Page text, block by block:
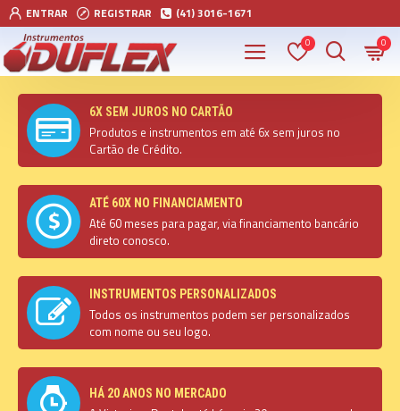
ENTRAR REGISTRAR (41) 3016-1671
0 0
6X SEM JUROS NO CARTÃO
Produtos e instrumentos em até 6x sem juros no
Cartão de Crédito.
ATÉ 60X NO FINANCIAMENTO
Até 60 meses para pagar, via financiamento bancário
direto conosco.
INSTRUMENTOS PERSONALIZADOS
Todos os instrumentos podem ser personalizados
com nome ou seu logo.
HÁ 20 ANOS NO MERCADO